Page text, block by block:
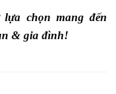
chọn mang đến
& gia đình!